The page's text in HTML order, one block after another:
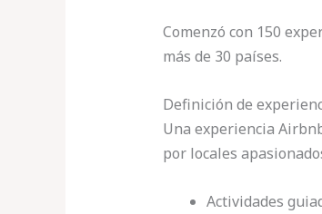
Comenzó con 150
más de 30 países.
Definición de
Una experiencia
por locales
Actividades